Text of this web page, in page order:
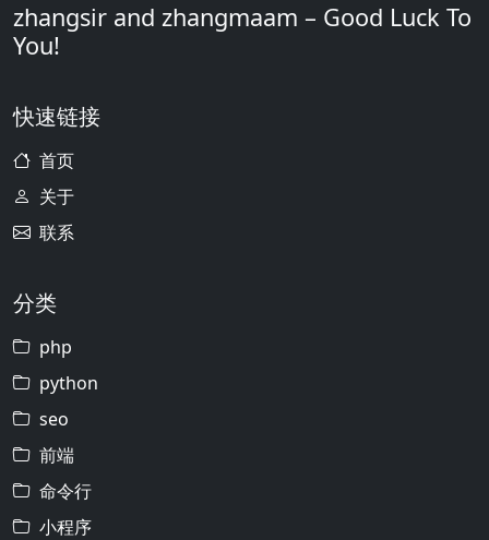
zhangsir and zhangmaam – Good Luck To
You!
快速链接
首页
关于
联系
分类
php
python
seo
前端
命令行
小程序